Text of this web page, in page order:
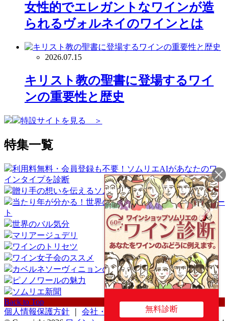
女性的でエレガントなワインが造
られるヴォルネイのワインとは
2026.07.15
キリスト教の聖書に登場するワイ
ンの重要性と歴史
特設サイトを見る ＞
特集一覧
利用料無料・会員登録も不要！ソムリエAIがあなたのワ
インタイプを診断
贈り手の想いを伝えるソムリエギフト
当たり年が分かる！世界のワイン産地ヴィンテージチャー
ト
世界のバル気分
マリアージュデリ
ワインのトリセツ
ワイン女子会のススメ
カベルネソーヴィニョンの魅力
ピノノワールの魅力
ソムリエ新聞
Back to Top
個人情報保護方針
会社・店舗概要
無料診断